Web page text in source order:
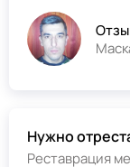
Нужно
Реставрация